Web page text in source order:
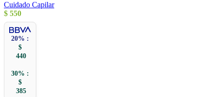
Cuidado Capilar
$ 550
20% :
$
440
30% :
$
385